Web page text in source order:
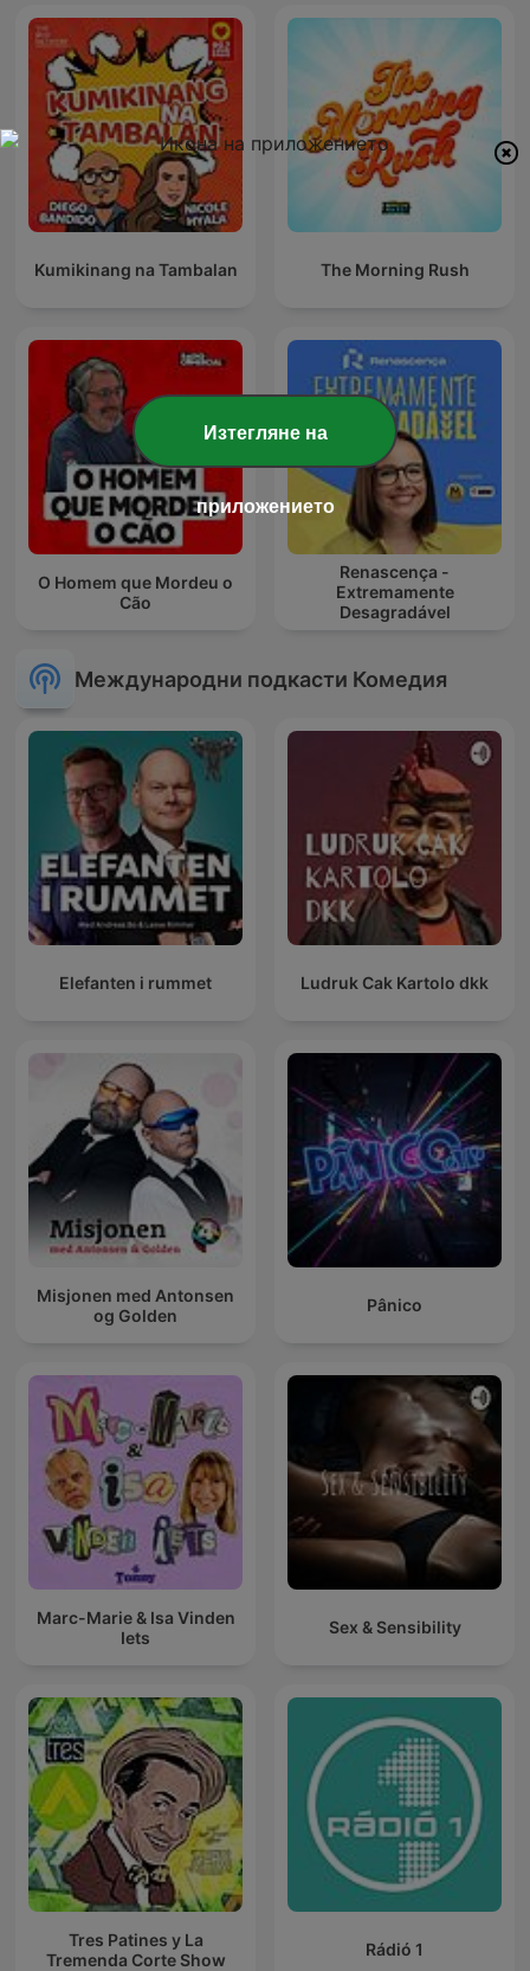
Kumikinang na Tambalan The Morning Rush
O Homem que Mordeu o
Cão
Renascença -
Extremamente
Desagradável
Международни подкасти Комедия
Elefanten i rummet Ludruk Cak Kartolo dkk
Misjonen med Antonsen
og Golden
Pânico
Marc-Marie & Isa Vinden
Iets
Sex & Sensibility
Tres Patines y La
Tremenda Corte Show
Rádió 1
Изтегляне на
приложението